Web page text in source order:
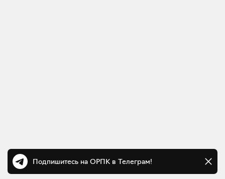
Подпишитесь на ОРПК в Телеграм!